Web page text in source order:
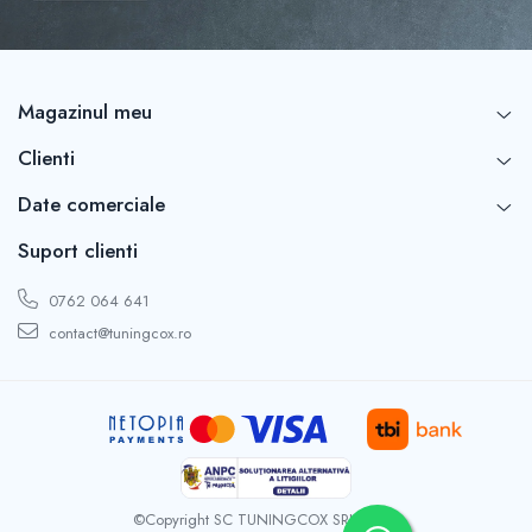
Capace roti marimea 12'
Magazinul meu
Clienti
Date comerciale
Suport clienti
0762 064 641
contact@tuningcox.ro
©Copyright SC TUNINGCOX SRL 2026